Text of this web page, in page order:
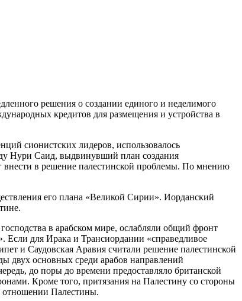
решения о создании единого и неделимого
кредитов для размещения и устройства в
сионистских лидеров, использовалось
Нури Саид, выдвинувший план создания
внести в решение палестинской проблемы. По мнению
его плана «Великой Сирии». Иорданский
в арабском мире, ослабляли общий фронт
Если для Ирака и Трансиордании «справедливое
и Саудовская Аравия считали решение палестинской
двух основных среди арабов направлений
до поры до времени предоставляло британской
Кроме того, притязания на Палестину со стороны
отношении Палестины.